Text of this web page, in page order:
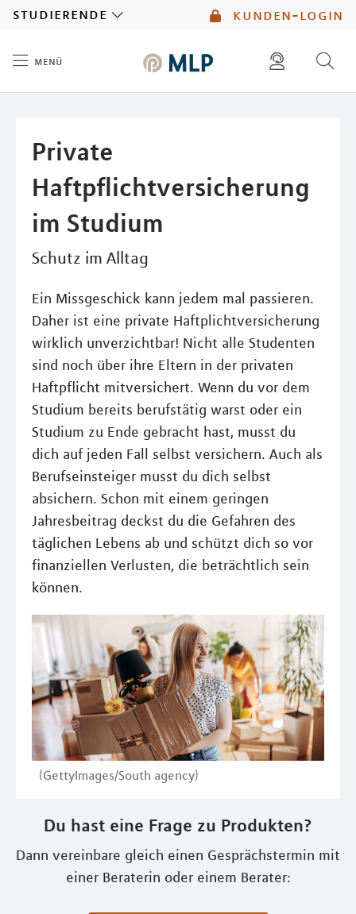
kunden-login
studierende
menü
Private
Haftpflichtversicherung
im Studium
Schutz im Alltag
Ein Missgeschick kann jedem mal passieren.
Daher ist eine private Haftplichtversicherung
wirklich unverzichtbar! Nicht alle Studenten
sind noch über ihre Eltern in der privaten
Haftpflicht mitversichert. Wenn du vor dem
Studium bereits berufstätig warst oder ein
Studium zu Ende gebracht hast, musst du
dich auf jeden Fall selbst versichern. Auch als
Berufseinsteiger musst du dich selbst
absichern. Schon mit einem geringen
Jahresbeitrag deckst du die Gefahren des
täglichen Lebens ab und schützt dich so vor
finanziellen Verlusten, die beträchtlich sein
können.
(GettyImages/South agency)
Du hast eine Frage zu Produkten?
Dann vereinbare gleich einen Gesprächstermin mit
einer Beraterin oder einem Berater: